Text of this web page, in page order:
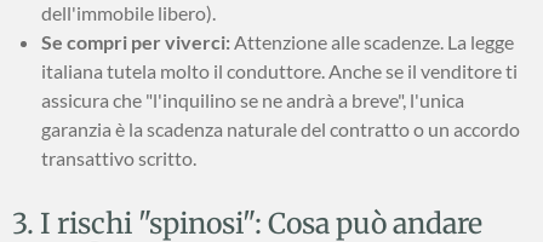
dell'immobile libero).
Se compri per viverci:Attenzione alle scadenze. La legge
italiana tutela molto il conduttore. Anche se il venditore ti
assicura che "l'inquilino se ne andrà a breve", l'unica
garanzia è la scadenza naturale del contratto o un accordo
transattivo scritto.
3. I rischi "spinosi": Cosa può andare